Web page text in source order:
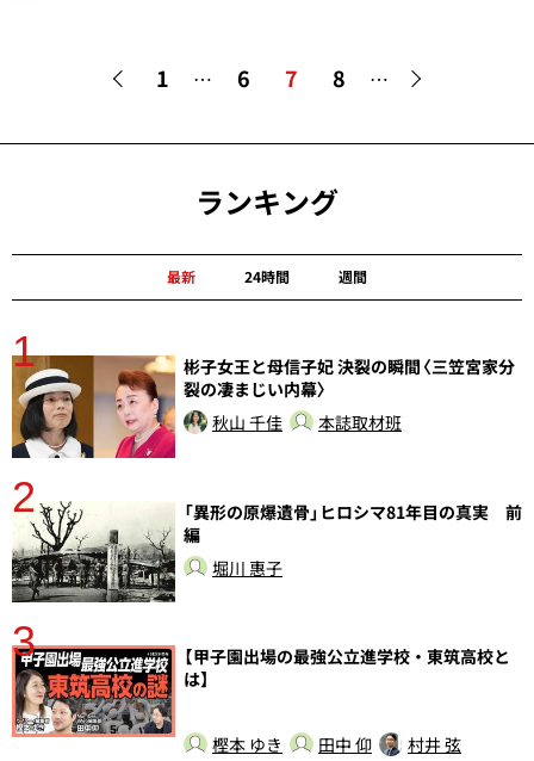
1 … 6 7 8 …
ランキング
最新 24時間 週間
1
彬子女王と母信子妃 決裂の瞬間〈三笠宮家分
裂の凄まじい内幕〉
秋山 千佳
本誌取材班
2
「異形の原爆遺骨」ヒロシマ81年目の真実 前
編
堀川 惠子
3
【甲子園出場の最強公立進学校・東筑高校と
は】
樫本 ゆき 田中 仰 村井 弦